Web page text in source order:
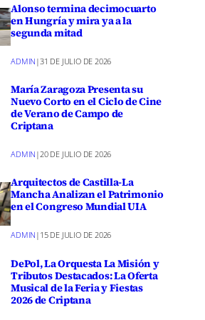
Alonso termina decimocuarto
en Hungría y mira ya a la
segunda mitad
ADMIN |31 DE JULIO DE 2026
María Zaragoza Presenta su
Nuevo Corto en el Ciclo de Cine
de Verano de Campo de
Criptana
ADMIN |20 DE JULIO DE 2026
Arquitectos de Castilla-La
Mancha Analizan el Patrimonio
en el Congreso Mundial UIA
ADMIN | 15 DE JULIO DE 2026
DePol, La Orquesta La Misión y
Tributos Destacados: La Oferta
Musical de la Feria y Fiestas
2026 de Criptana